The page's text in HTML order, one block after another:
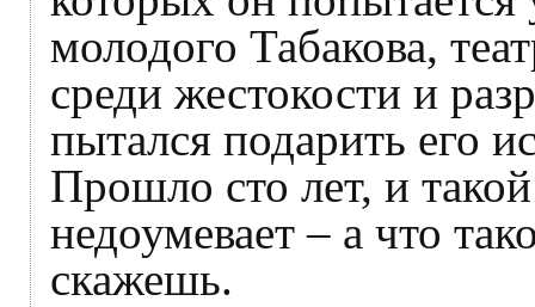
молодого Табакова,
среди жестокости и
пытался подарить его
Прошло сто лет, и
недоумевает – а что
скажешь.